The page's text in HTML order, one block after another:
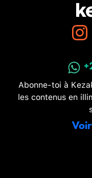
Abonne-toi à
les contenus en